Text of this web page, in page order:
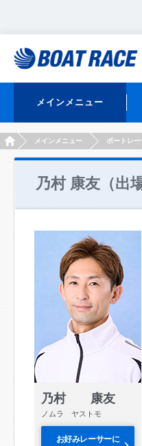
メインメニュー
HOMEメインメニュー ボートレ
乃村 康友（出
乃村 康友
ノムラ ヤストモ
お好みレーサーに